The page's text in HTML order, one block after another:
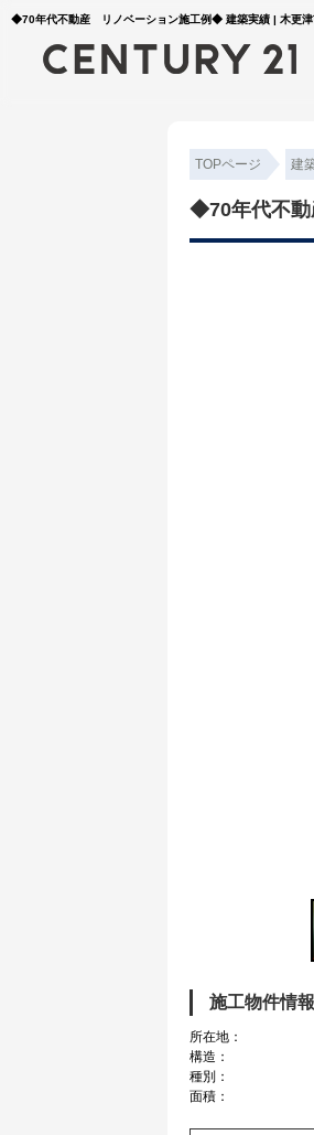
◆70年代不動産 リノベーション施工例◆ 建築実績 | 木更津
TOPページ 建
◆70年代不
施工物件情報
所在地：
構造：
種別：
面積：